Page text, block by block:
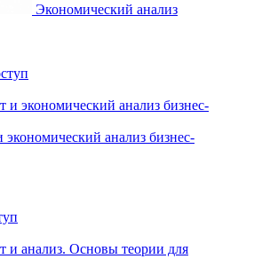
Экономический анализ
экономический анализ бизнес-